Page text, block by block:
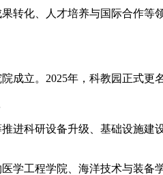
转化、人才培养与国际合作
成立。2025年，科教园正式更
进科研设备升级、基础设施
学工程学院、海洋技术与装